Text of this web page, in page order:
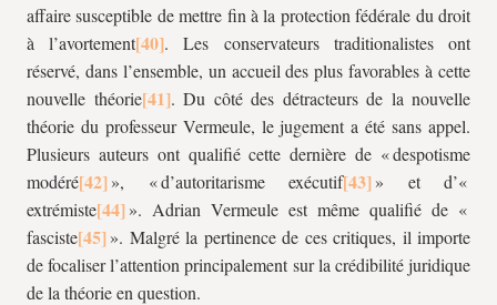
affaire susceptible de mettre fin à la protection fédérale du droit
à l’avortement
. Les conservateurs traditionalistes ont
réservé, dans l’ensemble, un accueil des plus favorables à cette
nouvelle théorie
. Du côté des détracteurs de la nouvelle
théorie du professeur Vermeule, le jugement a été sans appel.
Plusieurs auteurs ont qualifié cette dernière de « despotisme
modéré
», « d’autoritarisme exécutif
» et d’«
extrémiste
». Adrian Vermeule est même qualifié de «
fasciste
». Malgré la pertinence de ces critiques, il importe
de focaliser l’attention principalement sur la crédibilité juridique
de la théorie en question.